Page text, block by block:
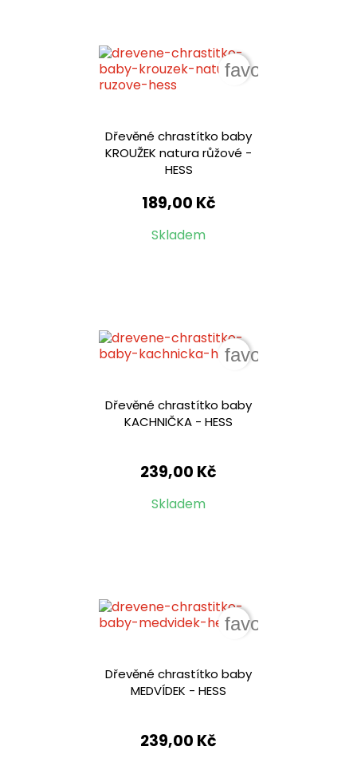
Dřevěné chrastítko baby
KROUŽEK natura růžové -
HESS
189,00 Kč
Skladem
favorite_border
Dřevěné chrastítko baby
KACHNIČKA - HESS
239,00 Kč
Skladem
favorite_border
Dřevěné chrastítko baby
MEDVÍDEK - HESS
239,00 Kč
favorite_border